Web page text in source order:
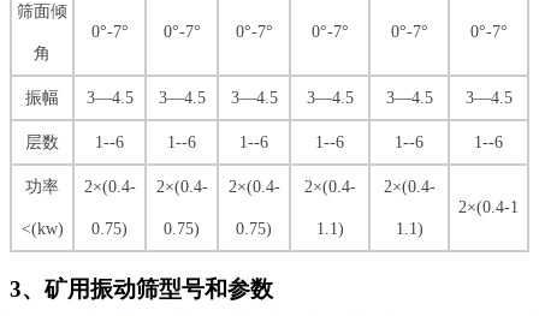
筛面倾
角
0°-7° 0°-7° 0°-7° 0°-7° 0°-7° 0°-7°
振幅 3—4.5 3—4.5 3—4.5 3—4.5 3—4.5 3—4.5
层数 1--6 1--6 1--6 1--6 1--6 1--6
功率
<(kw)
2×(0.4-
0.75)
2×(0.4-
0.75)
2×(0.4-
0.75)
2×(0.4-
1.1)
2×(0.4-
1.1)
2×(0.4-1
3、矿用振动筛型号和参数